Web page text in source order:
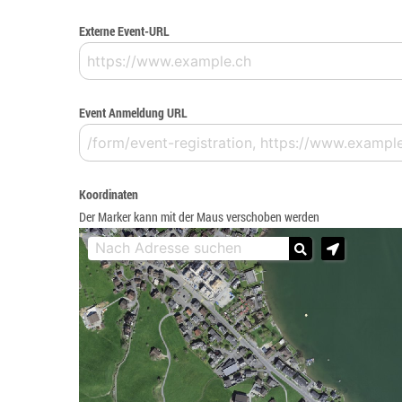
Externe Event-URL
Event Anmeldung URL
Koordinaten
Der Marker kann mit der Maus verschoben werden